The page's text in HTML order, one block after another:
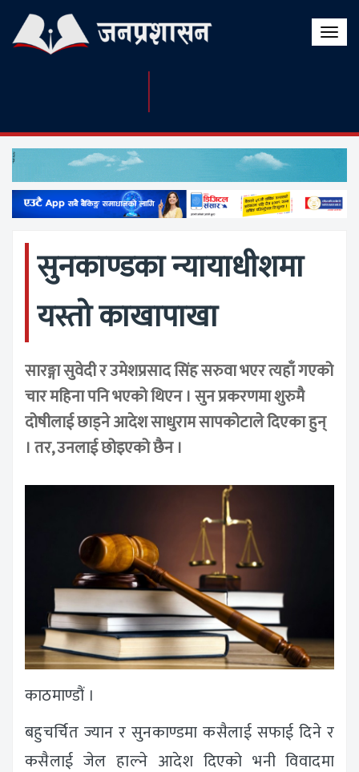
Toggle
सुनकाण्डका न्यायाधीशमा
यस्तो काखापाखा
सारङ्गा सुवेदी र उमेशप्रसाद सिंह सरुवा भएर त्यहाँ गएको
चार महिना पनि भएको थिएन । सुन प्रकरणमा शुरुमै
दोषीलाई छाड्ने आदेश साधुराम सापकोटाले दिएका हुन्
। तर, उनलाई छोइएको छैन ।
काठमाण्डौं ।
बहुचर्चित ज्यान र सुनकाण्डमा कसैलाई सफाई दिने र
कसैलाई जेल हाल्ने आदेश दिएको भनी विवादमा